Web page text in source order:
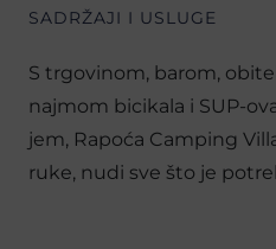
SADRŽAJI I USLUGE
S trgovinom, barom,
najmom bicikala i SUP-
jem, Rapoća Camping
ruke, nudi sve što je